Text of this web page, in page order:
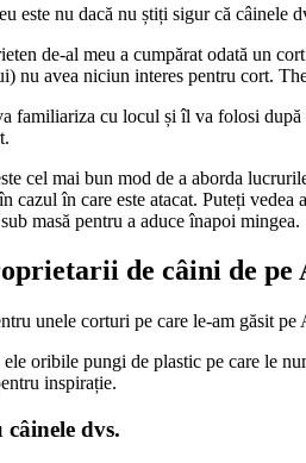
este nu dacă nu știți sigur că câinele
de-al meu a cumpărat odată un
nu avea niciun interes pentru cort.
familiariza cu locul și îl va folosi
cel mai bun mod de a aborda
în care este atacat. Puteți
masă pentru a aduce înapoi mingea.
de câini de pe
unele corturi pe care le-am găsit
oribile pungi de plastic pe care le
inspirație.
dvs.